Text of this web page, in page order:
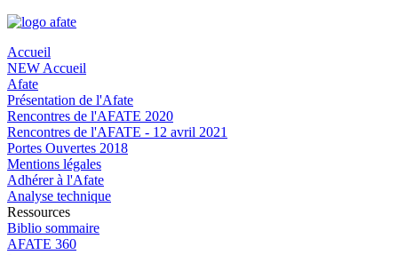
Accueil
NEW Accueil
Afate
Présentation de l'Afate
Rencontres de l'AFATE 2020
Rencontres de l'AFATE - 12 avril 2021
Portes Ouvertes 2018
Mentions légales
Adhérer à l'Afate
Analyse technique
Ressources
Biblio sommaire
AFATE 360